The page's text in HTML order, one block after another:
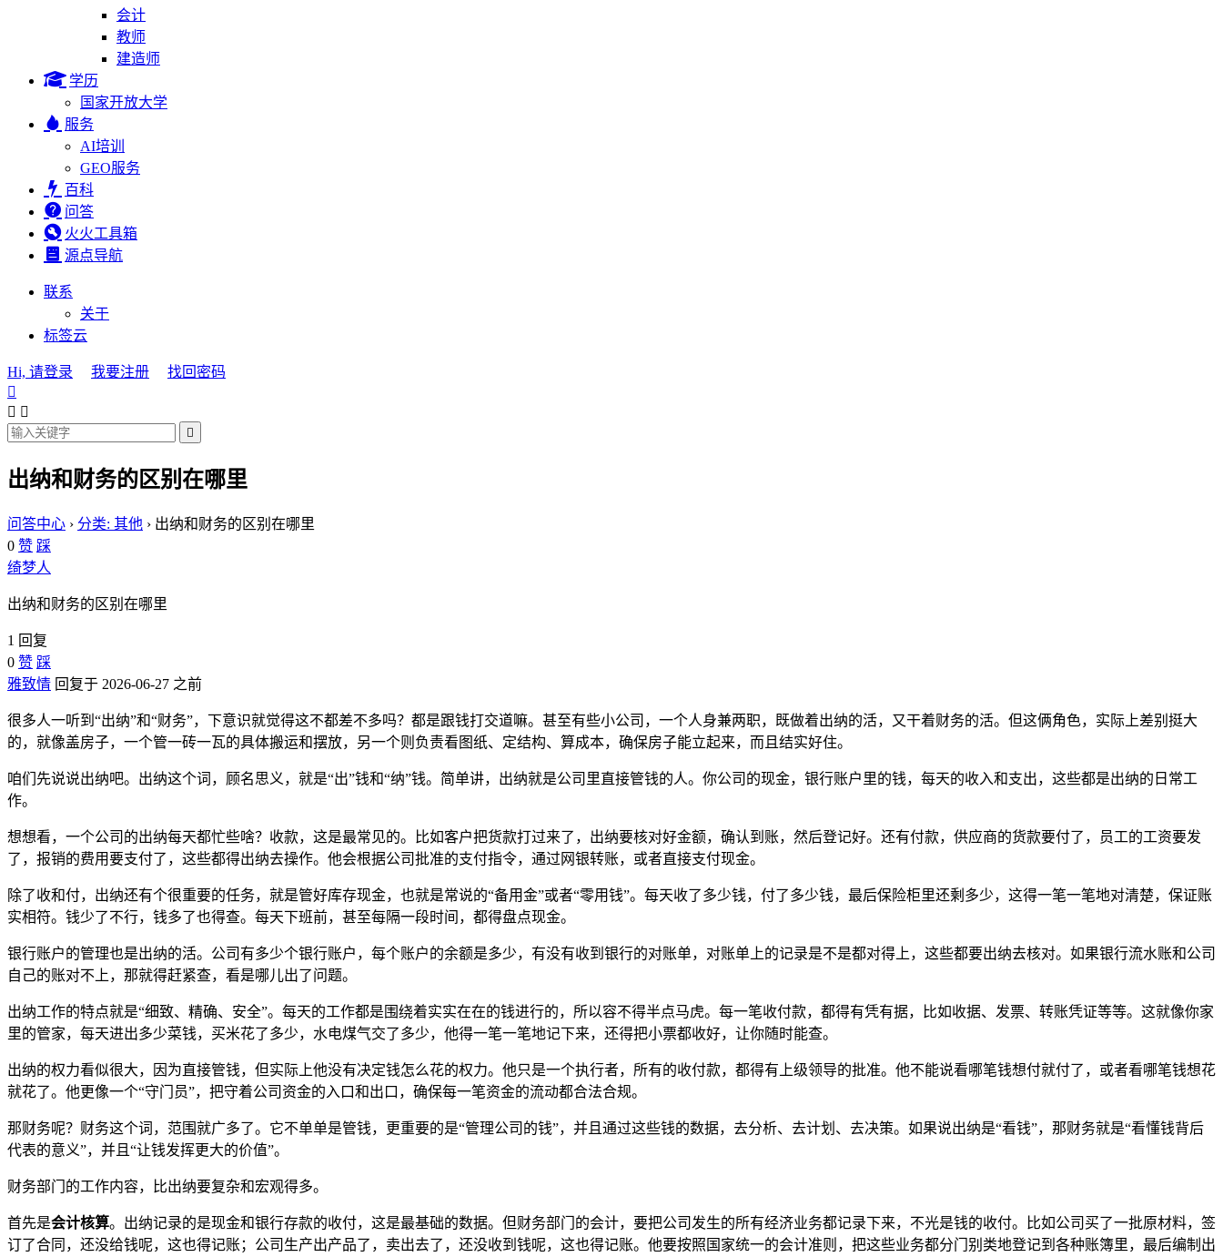
会计
教师
建造师
学历
国家开放大学
服务
AI培训
GEO服务
百科
问答
火火工具箱
源点导航
联系
关于
标签云
Hi, 请登录 我要注册
找回密码

 

出纳和财务的区别在哪里
问答中心 › 分类: 其他 › 出纳和财务的区别在哪里
0 赞 踩
绮梦人
出纳和财务的区别在哪里
1 回复
0 赞 踩
雅致情 回复于 2026-06-27 之前
很多人一听到“出纳”和“财务”，下意识就觉得这不都差不多吗？都是跟钱打交道嘛。甚至有些小公司，一个人身兼两职，既做着出纳的活，又干着财务的活。但这俩角色，实际上差别挺大
的，就像盖房子，一个管一砖一瓦的具体搬运和摆放，另一个则负责看图纸、定结构、算成本，确保房子能立起来，而且结实好住。
咱们先说说出纳吧。出纳这个词，顾名思义，就是“出”钱和“纳”钱。简单讲，出纳就是公司里直接管钱的人。你公司的现金，银行账户里的钱，每天的收入和支出，这些都是出纳的日常工
作。
想想看，一个公司的出纳每天都忙些啥？收款，这是最常见的。比如客户把货款打过来了，出纳要核对好金额，确认到账，然后登记好。还有付款，供应商的货款要付了，员工的工资要发
了，报销的费用要支付了，这些都得出纳去操作。他会根据公司批准的支付指令，通过网银转账，或者直接支付现金。
除了收和付，出纳还有个很重要的任务，就是管好库存现金，也就是常说的“备用金”或者“零用钱”。每天收了多少钱，付了多少钱，最后保险柜里还剩多少，这得一笔一笔地对清楚，保证账
实相符。钱少了不行，钱多了也得查。每天下班前，甚至每隔一段时间，都得盘点现金。
银行账户的管理也是出纳的活。公司有多少个银行账户，每个账户的余额是多少，有没有收到银行的对账单，对账单上的记录是不是都对得上，这些都要出纳去核对。如果银行流水账和公司
自己的账对不上，那就得赶紧查，看是哪儿出了问题。
出纳工作的特点就是“细致、精确、安全”。每天的工作都是围绕着实实在在的钱进行的，所以容不得半点马虎。每一笔收付款，都得有凭有据，比如收据、发票、转账凭证等等。这就像你家
里的管家，每天进出多少菜钱，买米花了多少，水电煤气交了多少，他得一笔一笔地记下来，还得把小票都收好，让你随时能查。
出纳的权力看似很大，因为直接管钱，但实际上他没有决定钱怎么花的权力。他只是一个执行者，所有的收付款，都得有上级领导的批准。他不能说看哪笔钱想付就付了，或者看哪笔钱想花
就花了。他更像一个“守门员”，把守着公司资金的入口和出口，确保每一笔资金的流动都合法合规。
那财务呢？财务这个词，范围就广多了。它不单单是管钱，更重要的是“管理公司的钱”，并且通过这些钱的数据，去分析、去计划、去决策。如果说出纳是“看钱”，那财务就是“看懂钱背后
代表的意义”，并且“让钱发挥更大的价值”。
财务部门的工作内容，比出纳要复杂和宏观得多。
首先是会计核算。出纳记录的是现金和银行存款的收付，这是最基础的数据。但财务部门的会计，要把公司发生的所有经济业务都记录下来，不光是钱的收付。比如公司买了一批原材料，签
订了合同，还没给钱呢，这也得记账；公司生产出产品了，卖出去了，还没收到钱呢，这也得记账。他要按照国家统一的会计准则，把这些业务都分门别类地登记到各种账簿里，最后编制出